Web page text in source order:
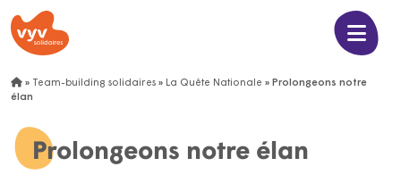
» Team-building solidaires » La Quête Nationale » Prolongeons notre
élan
Prolongeons notre élan